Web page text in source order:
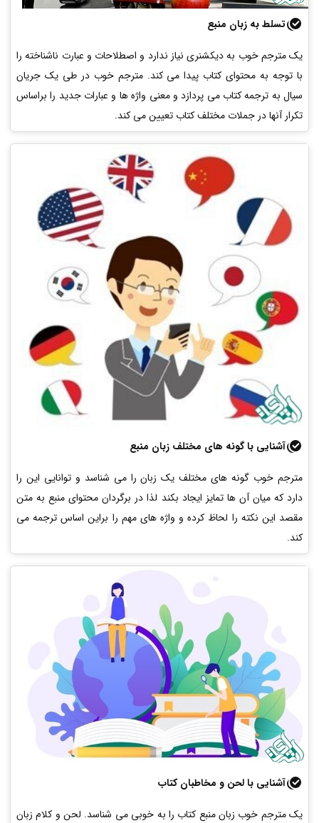
تسلط به زبان منبع
یک مترجم خوب به دیکشنری نیاز ندارد و اصطلاحات و عبارت ناشناخته را
با توجه به محتوای کتاب پیدا می کند. مترجم خوب در طی یک جریان
سیال به ترجمه کتاب می پردازد و معنی واژه ها و عبارات جدید را براساس
تکرار آنها در جملات مختلف کتاب تعیین می کند.
آشنایی با گونه های مختلف زبان منبع
مترجم خوب گونه های مختلف یک زبان را می شناسد و توانایی این را
دارد که میان آن ها تمایز ایجاد بکند لذا در برگردان محتوای منبع به متن
مقصد این نکته را لحاظ کرده و واژه های مهم را براین اساس ترجمه می
کند.
آشنایی با لحن و مخاطبان کتاب
یک مترجم خوب زبان منبع کتاب را به خوبی می شناسد. لحن و کلام زبان